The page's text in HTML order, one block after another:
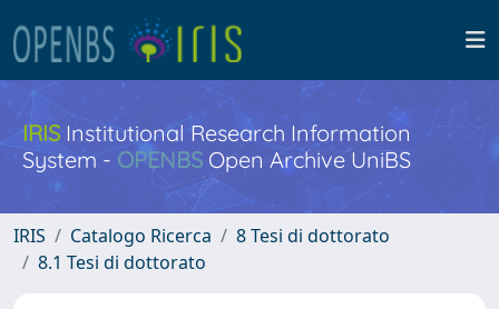
IRISInstitutional Research Information
System - OPENBS Open Archive UniBS
IRIS Catalogo Ricerca
8 Tesi di dottorato
8.1 Tesi di dottorato